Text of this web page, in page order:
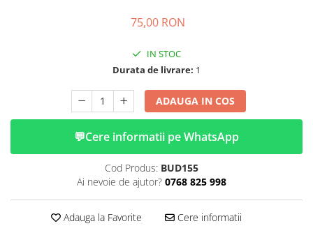
Incarcatoare
ACCESORII
75,00 RON
IN STOC
Durata de livrare: 1
ADAUGA IN COS
💬Cere informatii pe WhatsApp
Cod Produs: BUD155
Ai nevoie de ajutor? 0768 825 998
Adauga la Favorite Cere informatii